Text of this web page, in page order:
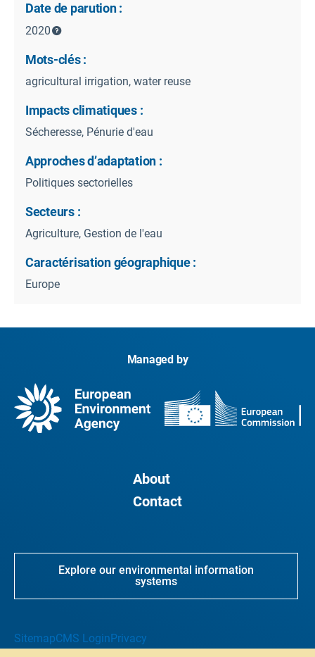
Date de parution :
2020
Mots-clés :
agricultural irrigation, water reuse
Impacts climatiques :
Sécheresse, Pénurie d'eau
Approches d’adaptation :
Politiques sectorielles
Secteurs :
Agriculture, Gestion de l'eau
Caractérisation géographique :
Europe
Managed by
About
Contact
Explore our environmental information
systems
SitemapCMS LoginPrivacy